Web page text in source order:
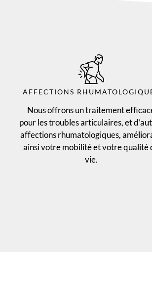
AFFECTIONS
Nous offrons un traitement
pour les troubles articulaires, et
affections rhumatologiques,
ainsi votre mobilité et votre qualité
vie.